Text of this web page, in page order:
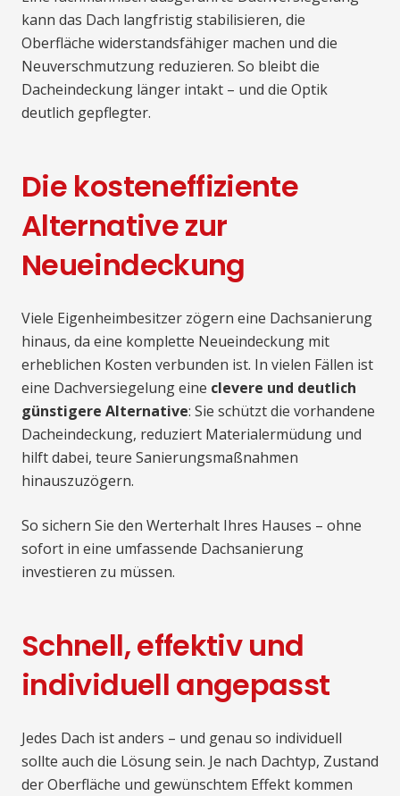
kann das Dach langfristig stabilisieren, die
Oberfläche widerstandsfähiger machen und die
Neuverschmutzung reduzieren. So bleibt die
Dacheindeckung länger intakt – und die Optik
deutlich gepflegter.
Die kosteneffiziente
Alternative zur
Neueindeckung
Viele Eigenheimbesitzer zögern eine Dachsanierung
hinaus, da eine komplette Neueindeckung mit
erheblichen Kosten verbunden ist. In vielen Fällen ist
eine Dachversiegelung eine clevere und deutlich
günstigere Alternative: Sie schützt die vorhandene
Dacheindeckung, reduziert Materialermüdung und
hilft dabei, teure Sanierungsmaßnahmen
hinauszuzögern.
So sichern Sie den Werterhalt Ihres Hauses – ohne
sofort in eine umfassende Dachsanierung
investieren zu müssen.
Schnell, effektiv und
individuell angepasst
Jedes Dach ist anders – und genau so individuell
sollte auch die Lösung sein. Je nach Dachtyp, Zustand
der Oberfläche und gewünschtem Effekt kommen